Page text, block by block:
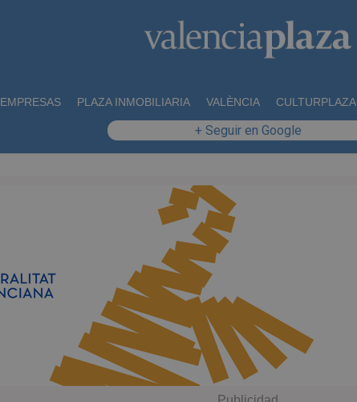
EMPRESAS PLAZA INMOBILIARIA VALÈNCIA CULTURPLAZA
+ Seguir en Google